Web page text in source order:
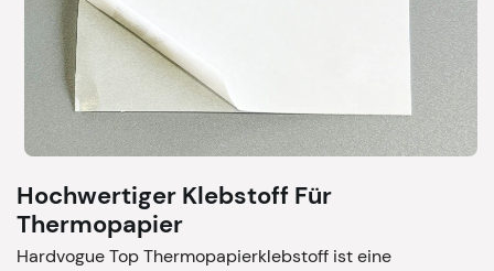
Hochwertiger Klebstoff Für
Thermopapier
Hardvogue Top Thermopapierklebstoff ist eine